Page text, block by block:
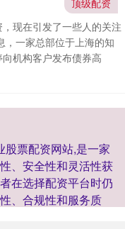
现在引发了一些人的关注
，一家总部位于上海的知
机构客户发布债券高
股票配资网站,是一家
、安全性和灵活性获
在选择配资平台时仍
、合规性和服务质